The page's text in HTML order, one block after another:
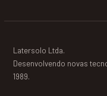
Latersolo Ltda.
Desenvolvendo novas
1989.